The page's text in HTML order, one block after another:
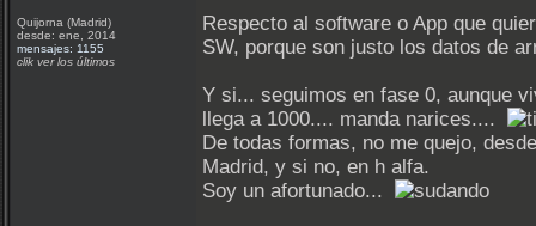
Quijorna (Madrid)
desde: ene, 2014
mensajes: 1155
clik ver los últimos
Respecto al software o App que
SW, porque son justo los datos de
Y si... seguimos en fase 0, aunque
llega a 1000.... manda narices....
De todas formas, no me quejo,
Madrid, y si no, en h alfa.
Soy un afortunado...